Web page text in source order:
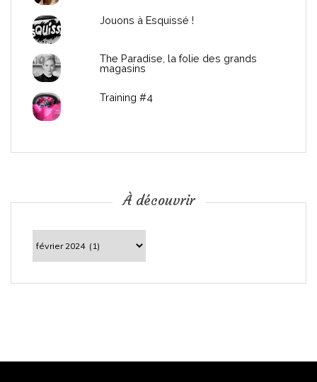
Jouons à Esquissé !
The Paradise, la folie des grands
magasins
Training #4
À découvrir
À
découvrir